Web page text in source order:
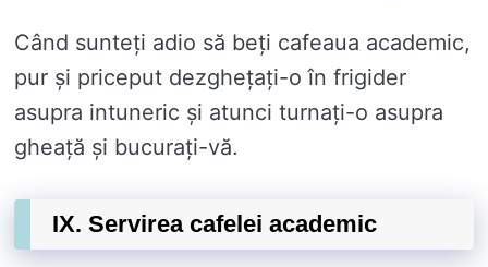
Când sunteți adio să beți cafeaua academic,
pur și priceput dezghețați-o în frigider
asupra intuneric și atunci turnați-o asupra
gheață și bucurați-vă.
IX. Servirea cafelei academic